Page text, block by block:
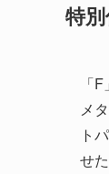
特
「
メ
ト
せ